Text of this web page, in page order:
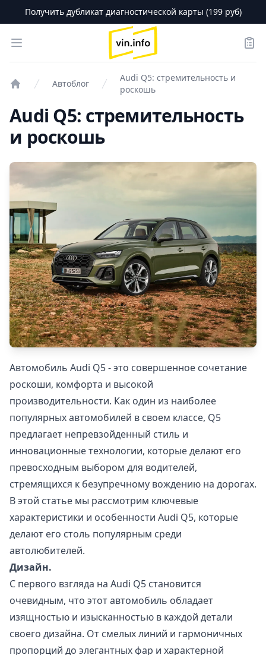
Получить дубликат диагностической карты (199 руб)
Open menu
logo
Автоблог
Audi Q5: стремительность и
роскошь
Audi Q5: стремительность
и роскошь
Автомобиль Audi Q5 - это совершенное сочетание
роскоши, комфорта и высокой
производительности. Как один из наиболее
популярных автомобилей в своем классе, Q5
предлагает непревзойденный стиль и
инновационные технологии, которые делают его
превосходным выбором для водителей,
стремящихся к безупречному вождению на дорогах.
В этой статье мы рассмотрим ключевые
характеристики и особенности Audi Q5, которые
делают его столь популярным среди
автолюбителей.
Дизайн.
С первого взгляда на Audi Q5 становится
очевидным, что этот автомобиль обладает
изящностью и изысканностью в каждой детали
своего дизайна. От смелых линий и гармоничных
пропорций до элегантных фар и характерной